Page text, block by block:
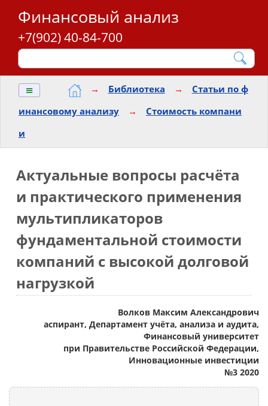
Финансовый анализ
+7(902) 40-84-700
≡ → Библиотека →
Статьи по ф
инансовому анализу
→
Стоимость компани
и
Актуальные вопросы расчёта
и практического применения
мультипликаторов
фундаментальной стоимости
компаний с высокой долговой
нагрузкой
Волков Максим Александрович
аспирант, Департамент учёта, анализа и аудита,
Финансовый университет
при Правительстве Российской Федерации,
Инновационные инвестиции
№3 2020